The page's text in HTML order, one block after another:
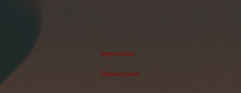
Impressum
Datenschutz